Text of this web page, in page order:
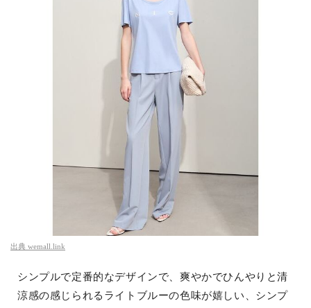
出典 wemall.link
シンプルで定番的なデザインで、爽やかでひんやりと清
涼感の感じられるライトブルーの色味が嬉しい、シンプ